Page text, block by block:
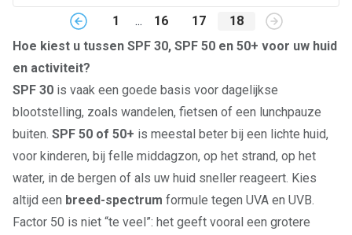
1 ... 16 17
18
Hoe kiest u tussen SPF 30, SPF 50 en 50+ voor uw huid
en activiteit?
SPF 30 is vaak een goede basis voor dagelijkse
blootstelling, zoals wandelen, fietsen of een lunchpauze
buiten. SPF 50 of 50+ is meestal beter bij een lichte huid,
voor kinderen, bij felle middagzon, op het strand, op het
water, in de bergen of als uw huid sneller reageert. Kies
altijd een breed-spectrum formule tegen UVA en UVB.
Factor 50 is niet “te veel”: het geeft vooral een grotere